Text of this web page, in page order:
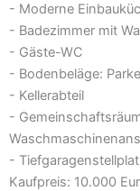
- Moderne
- Badezimmer mit
- Gäste-WC
- Bodenbeläge:
- Kellerabteil
-
-
Kaufpreis: 10.000